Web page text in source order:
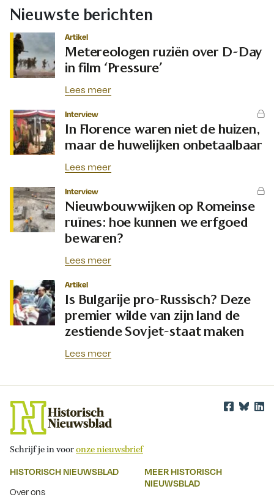
Nieuwste berichten
Artikel
Metereologen ruziën over D-Day
in film ‘Pressure’
Lees meer
Interview
In Florence waren niet de huizen,
maar de huwelijken onbetaalbaar
Lees meer
Interview
Nieuwbouwwijken op Romeinse
ruïnes: hoe kunnen we erfgoed
bewaren?
Lees meer
Artikel
Is Bulgarije pro-Russisch? Deze
premier wilde van zijn land de
zestiende Sovjet-staat maken
Lees meer
Schrijf je in vooronze nieuwsbrief
HISTORISCH NIEUWSBLAD
Over ons
MEER HISTORISCH
NIEUWSBLAD